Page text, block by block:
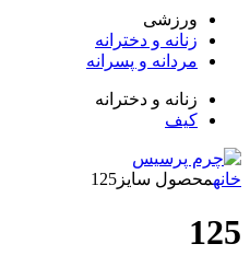
و دخترانه
و پسرانه
و دخترانه
سایز125